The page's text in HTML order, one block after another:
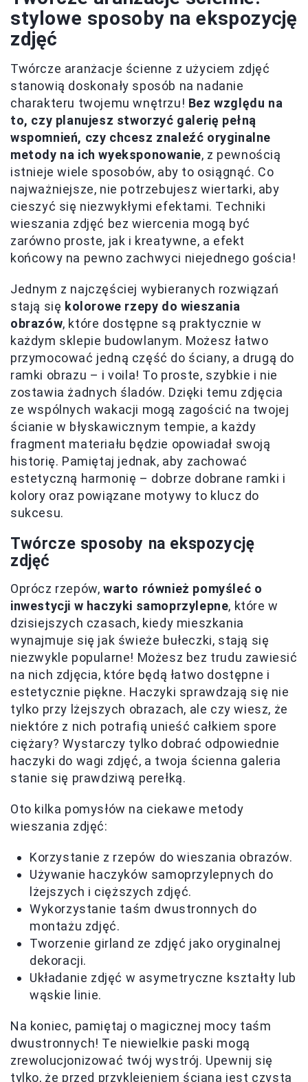
stylowe sposoby na ekspozycję
zdjęć
Twórcze aranżacje ścienne z użyciem zdjęć
stanowią doskonały sposób na nadanie
charakteru twojemu wnętrzu! Bez względu na
to, czy planujesz stworzyć galerię pełną
wspomnień, czy chcesz znaleźć oryginalne
metody na ich wyeksponowanie, z pewnością
istnieje wiele sposobów, aby to osiągnąć. Co
najważniejsze, nie potrzebujesz wiertarki, aby
cieszyć się niezwykłymi efektami. Techniki
wieszania zdjęć bez wiercenia mogą być
zarówno proste, jak i kreatywne, a efekt
końcowy na pewno zachwyci niejednego gościa!
Jednym z najczęściej wybieranych rozwiązań
stają się kolorowe rzepy do wieszania
obrazów, które dostępne są praktycznie w
każdym sklepie budowlanym. Możesz łatwo
przymocować jedną część do ściany, a drugą do
ramki obrazu – i voila! To proste, szybkie i nie
zostawia żadnych śladów. Dzięki temu zdjęcia
ze wspólnych wakacji mogą zagościć na twojej
ścianie w błyskawicznym tempie, a każdy
fragment materiału będzie opowiadał swoją
historię. Pamiętaj jednak, aby zachować
estetyczną harmonię – dobrze dobrane ramki i
kolory oraz powiązane motywy to klucz do
sukcesu.
Twórcze sposoby na ekspozycję
zdjęć
Oprócz rzepów, warto również pomyśleć o
inwestycji w haczyki samoprzylepne, które w
dzisiejszych czasach, kiedy mieszkania
wynajmuje się jak świeże bułeczki, stają się
niezwykle popularne! Możesz bez trudu zawiesić
na nich zdjęcia, które będą łatwo dostępne i
estetycznie piękne. Haczyki sprawdzają się nie
tylko przy lżejszych obrazach, ale czy wiesz, że
niektóre z nich potrafią unieść całkiem spore
ciężary? Wystarczy tylko dobrać odpowiednie
haczyki do wagi zdjęć, a twoja ścienna galeria
stanie się prawdziwą perełką.
Oto kilka pomysłów na ciekawe metody
wieszania zdjęć:
Korzystanie z rzepów do wieszania obrazów.
Używanie haczyków samoprzylepnych do
lżejszych i cięższych zdjęć.
Wykorzystanie taśm dwustronnych do
montażu zdjęć.
Tworzenie girland ze zdjęć jako oryginalnej
dekoracji.
Układanie zdjęć w asymetryczne kształty lub
wąskie linie.
Na koniec, pamiętaj o magicznej mocy taśm
dwustronnych! Te niewielkie paski mogą
zrewolucjonizować twój wystrój. Upewnij się
tylko, że przed przyklejeniem ściana jest czysta